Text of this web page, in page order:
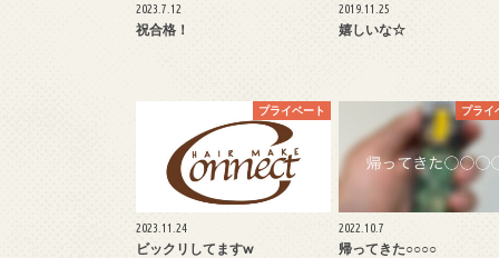
2023.7.12
祝合格！
2019.11.25
嬉しいな☆
プライベート
2023.11.24
ビックリしてますw
プライ
2022.10.7
帰ってきた○○○○